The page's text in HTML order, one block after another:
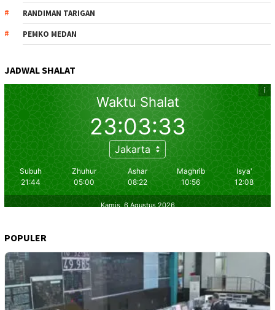
RANDIMAN TARIGAN
PEMKO MEDAN
JADWAL SHALAT
POPULER